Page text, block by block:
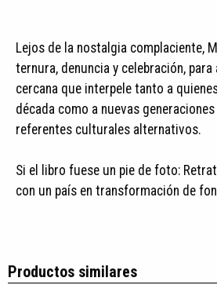
Lejos de la nostalgia complaciente,
ternura, denuncia y celebración,
cercana que interpele tanto a
década como a nuevas
referentes culturales alternativos.
Si el libro fuese un pie de foto:
con un país en transformación de
Productos similares